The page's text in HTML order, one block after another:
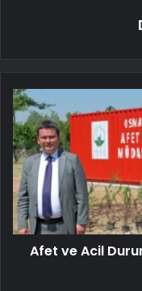
Afet ve Acil